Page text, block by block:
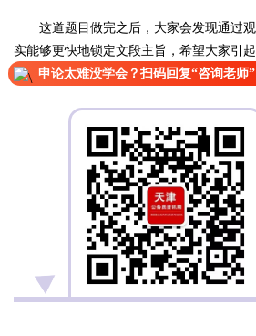
这道题目做完之后，大家会发现通过观
实能够更快地锁定文段主旨，希望大家引起
申论太难没学会？扫码回复“咨询老师”